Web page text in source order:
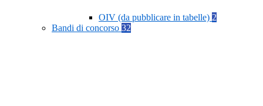
OIV (da pubblicare in tabelle) 2
Bandi di concorso 32